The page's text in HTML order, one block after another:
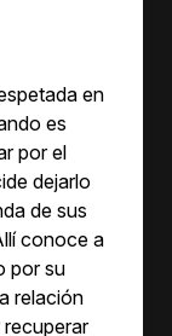
en
es
por el
dejarlo
de sus
conoce a
por su
relación